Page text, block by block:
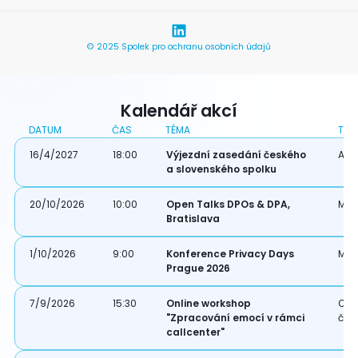
© 2025 Spolek pro ochranu osobních údajů
Kalendář akcí
DATUM ČAS TÉMA
TYP
16/4/2027
18:00
Výjezdní zasedání českého
a slovenského spolku
20/10/2026 10:00
Open Talks DPOs & DPA,
Bratislava
1/10/2026 9:00
Konference Privacy Days
Prague 2026
7/9/2026 15:30
Online workshop
"Zpracování emocí v rámci
callcenter"